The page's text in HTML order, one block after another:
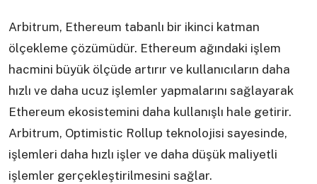
Arbitrum, Ethereum tabanlı bir ikinci katman
ölçekleme çözümüdür. Ethereum ağındaki işlem
hacmini büyük ölçüde artırır ve kullanıcıların daha
hızlı ve daha ucuz işlemler yapmalarını sağlayarak
Ethereum ekosistemini daha kullanışlı hale getirir.
Arbitrum, Optimistic Rollup teknolojisi sayesinde,
işlemleri daha hızlı işler ve daha düşük maliyetli
işlemler gerçekleştirilmesini sağlar.